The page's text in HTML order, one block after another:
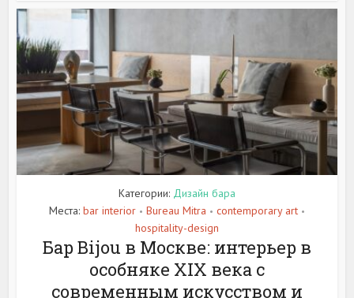
Категории: Дизайн бара
Места: bar interior • Bureau Mitra • contemporary art •
hospitality-design
Бар Bijou в Москве: интерьер в
особняке XIX века с
современным искусством и